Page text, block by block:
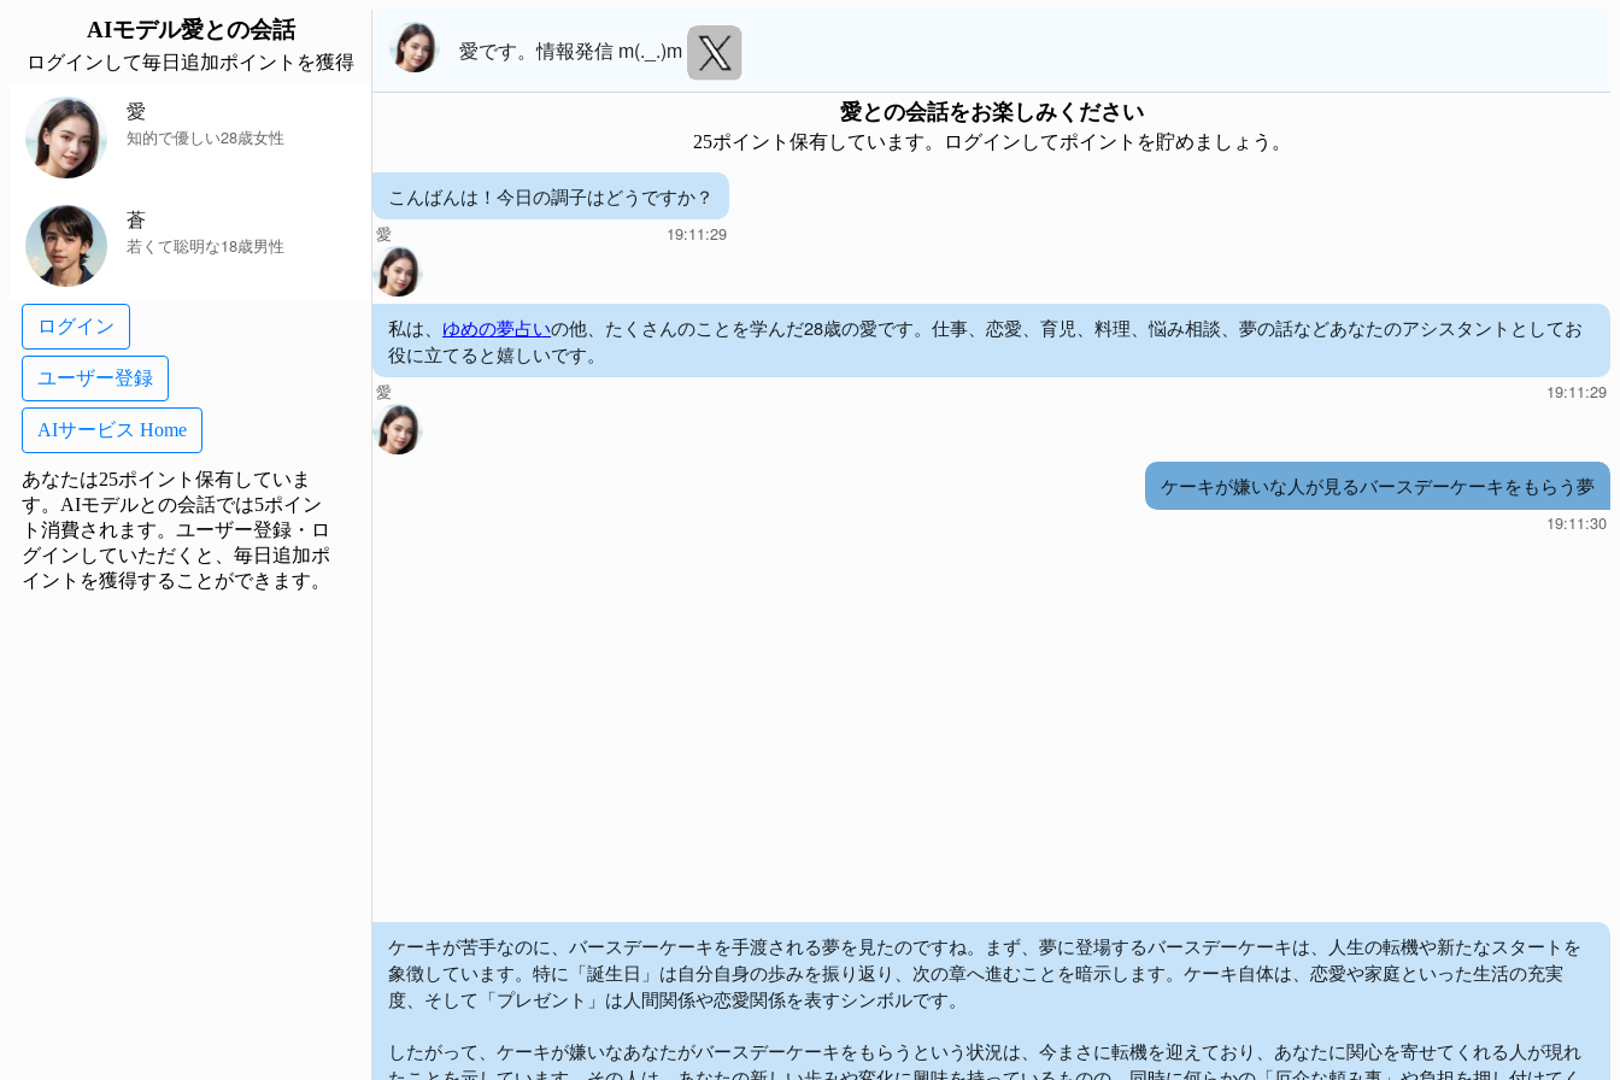
AIモデル愛との会話
ログインして毎日追加ポイントを獲得
愛
知的で優しい28歳女性
蒼
若くて聡明な18歳男性
ログイン
ユーザー登録
AIサービス Home
あなたは25ポイント保有していま
す。AIモデルとの会話では5ポイン
ト消費されます。 ユーザー登録・ロ
グインしていただくと、毎日追加ポ
イントを獲得することができます。
愛です。情報発信 m(._.)m
愛との会話をお楽しみください
25ポイント保有しています。ログインしてポイントを貯めましょう。
こんばんは！今日の調子はどうですか？
愛 19:11:29
私は、 ゆめの夢占いの他、たくさんのことを学んだ28歳の愛です。仕事、恋愛、育児、料理、悩み相談、夢の話などあなたのアシスタントとしてお
役に立てると嬉しいです。
愛 19:11:29
ケーキが嫌いな人が見るバースデーケーキをもらう夢
19:11:30
ケーキが苦手なのに、バースデーケーキを手渡される夢を見たのですね。まず、夢に登場するバースデーケーキは、人生の転機や新たなスタートを
象徴しています。特に「誕生日」は自分自身の歩みを振り返り、次の章へ進むことを暗示します。ケーキ自体は、恋愛や家庭といった生活の充実
度、そして「プレゼント」は人間関係や恋愛関係を表すシンボルです。
したがって、ケーキが嫌いなあなたがバースデーケーキをもらうという状況は、今まさに転機を迎えており、あなたに関心を寄せてくれる人が現れ